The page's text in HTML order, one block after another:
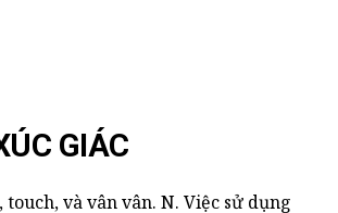
GIÁC
touch, và vân vân. N. Việc sử dụng